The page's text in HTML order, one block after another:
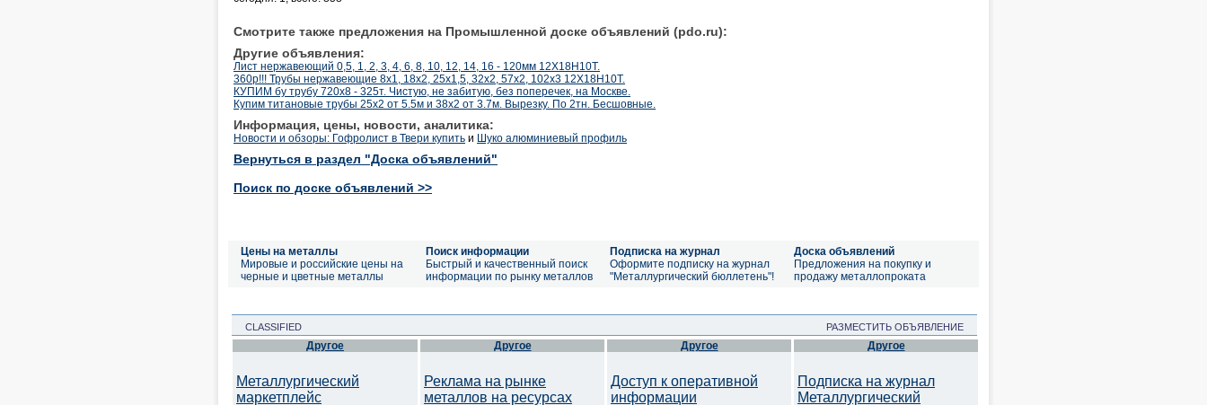
Смотрите также предложения на Промышленной доске объявлений (pdo.ru):
Другие объявления:
Лист нержавеющий 0,5, 1, 2, 3, 4, 6, 8, 10, 12, 14, 16 - 120мм 12Х18Н10Т.
360р!!! Трубы нержавеющие 8х1, 18х2, 25х1,5, 32х2, 57х2, 102х3 12Х18Н10Т.
КУПИМ бу трубу 720х8 - 325т. Чистую, не забитую, без поперечек, на Москве.
Купим титановые трубы 25х2 от 5.5м и 38х2 от 3.7м. Вырезку. По 2тн. Бесшовные.
Информация, цены, новости, аналитика:
Новости и обзоры: Гофролист в Твери купить и Шуко алюминиевый профиль
Вернуться в раздел "Доска объявлений"
Поиск по доске объявлений >>
Цены на металлы
Мировые и российские цены на
черные и цветные металлы
Поиск информации
Быстрый и качественный поиск
информации по рынку металлов
Подписка на журнал
Оформите подписку на журнал
"Металлургический бюллетень"!
Доска объявлений
Предложения на покупку и
продажу металлопроката
CLASSIFIED РАЗМЕСТИТЬ ОБЪЯВЛЕНИЕ
Другое
Металлургический
маркетплейс
Другое
Реклама на рынке
металлов на ресурсах
Другое
Доступ к оперативной
информации
Другое
Подписка на журнал
Металлургический